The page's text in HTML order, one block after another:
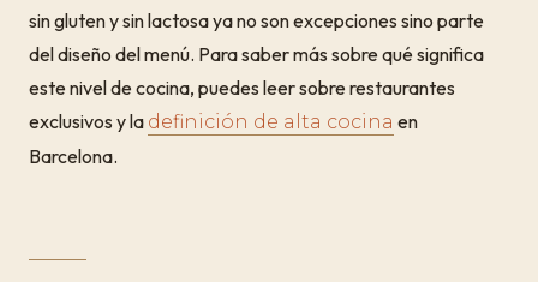
sin gluten y sin lactosa ya no son excepciones sino parte
del diseño del menú. Para saber más sobre qué significa
este nivel de cocina, puedes leer sobre restaurantes
exclusivos y la definición de alta cocina en
Barcelona.